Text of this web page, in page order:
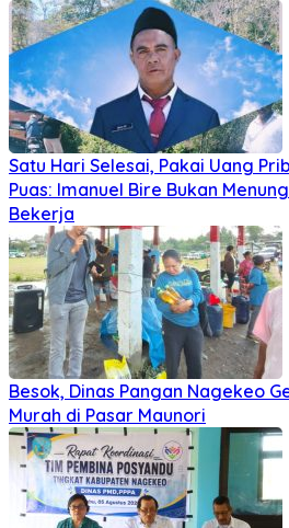
Satu Hari Selesai, Pakai Uang
Puas: Imanuel Bire Bukan
Bekerja
Besok, Dinas Pangan Nagekeo
Murah di Pasar Maunori